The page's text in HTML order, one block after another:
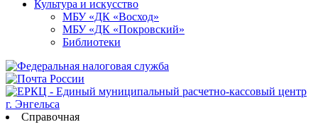
Культура и искусство
МБУ «ДК «Восход»
МБУ «ДК «Покровский»
Библиотеки
Справочная